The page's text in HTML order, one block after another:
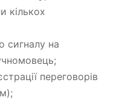
кількох
сигналу на
переговорів